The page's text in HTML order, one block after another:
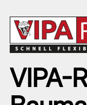
VIPA-